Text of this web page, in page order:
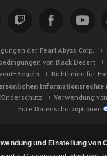
und Einstellung von
der Pearl Abyss Corp.
von Black Desert
Regeln
Richtlinien für
Informationsrechte
Kinderschutz
Verwendung
Eure Datenschutzoptionen